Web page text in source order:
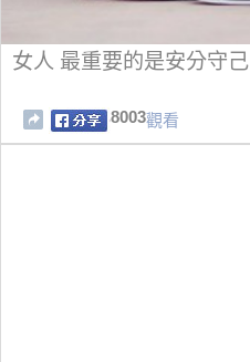
女人 最重要的是安分守己
8003觀看